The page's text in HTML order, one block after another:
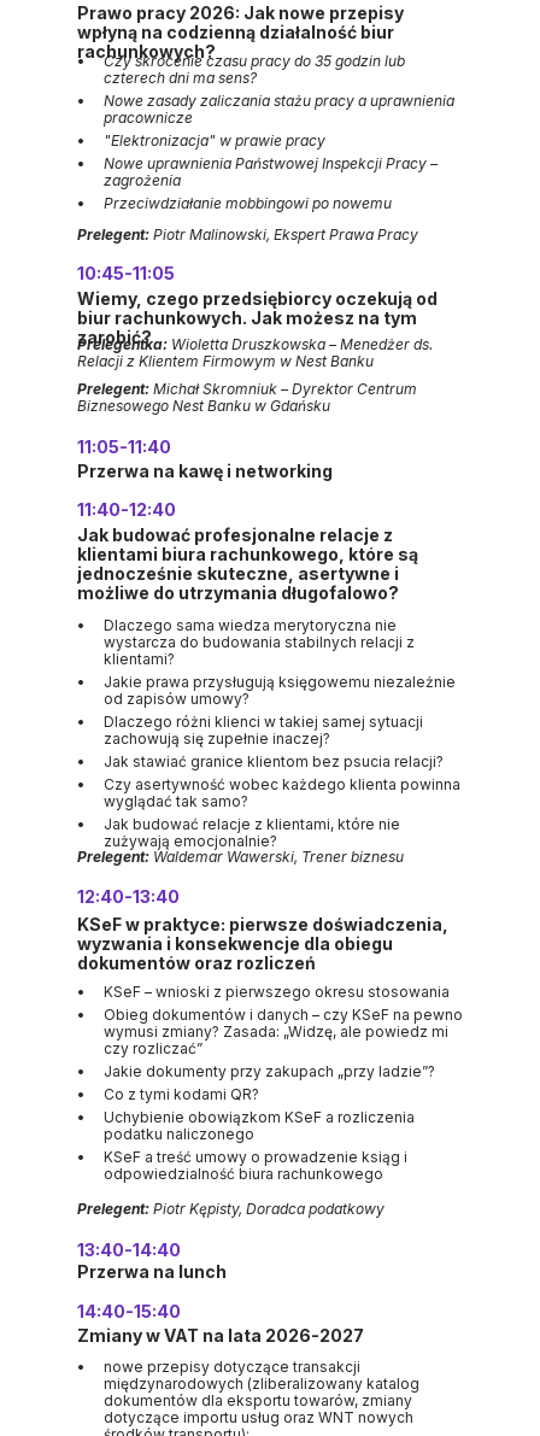
Prelegent: Piotr Malinowski, Ekspert Prawa Pracy
Prawo pracy 2026: Jak nowe przepisy
wpłyną na codzienną działalność biur
rachunkowych?
Czy skrócenie czasu pracy do 35 godzin lub
czterech dni ma sens?
Nowe zasady zaliczania stażu pracy a uprawnienia
pracownicze
"Elektronizacja" w prawie pracy
Nowe uprawnienia Państwowej Inspekcji Pracy –
zagrożenia
Przeciwdziałanie mobbingowi po nowemu
Prelegentka: Wioletta Druszkowska – Menedżer ds.
Relacji z Klientem Firmowym w Nest Banku
Wiemy, czego przedsiębiorcy oczekują od
biur rachunkowych. Jak możesz na tym
zarobić?
10:45-11:05
Przerwa na kawę i networking
11:05-11:40
11:40-12:40
KSeF w praktyce: pierwsze doświadczenia,
wyzwania i konsekwencje dla obiegu
dokumentów oraz rozliczeń
KSeF – wnioski z pierwszego okresu stosowania
Obieg dokumentów i danych – czy KSeF na pewno
wymusi zmiany? Zasada: „Widzę, ale powiedz mi
czy rozliczać”
Jakie dokumenty przy zakupach „przy ladzie”?
Co z tymi kodami QR?
Uchybienie obowiązkom KSeF a rozliczenia
podatku naliczonego
KSeF a treść umowy o prowadzenie ksiąg i
odpowiedzialność biura rachunkowego
Prelegent: Piotr Kępisty, Doradca podatkowy
Prelegent: Waldemar Wawerski, Trener biznesu
Dlaczego sama wiedza merytoryczna nie
wystarcza do budowania stabilnych relacji z
klientami?
Jakie prawa przysługują księgowemu niezależnie
od zapisów umowy?
Dlaczego różni klienci w takiej samej sytuacji
zachowują się zupełnie inaczej?
Jak stawiać granice klientom bez psucia relacji?
Czy asertywność wobec każdego klienta powinna
wyglądać tak samo?
Jak budować relacje z klientami, które nie
zużywają emocjonalnie?
Jak budować profesjonalne relacje z
klientami biura rachunkowego, które są
jednocześnie skuteczne, asertywne i
możliwe do utrzymania długofalowo?
12:40-13:40
Przerwa na lunch
13:40-14:40
14:40-15:40
Zmiany w VAT na lata 2026-2027
nowe przepisy dotyczące transakcji
międzynarodowych (zliberalizowany katalog
dokumentów dla eksportu towarów, zmiany
dotyczące importu usług oraz WNT nowych
Prelegent: Michał Skromniuk – Dyrektor Centrum
Biznesowego Nest Banku w Gdańsku